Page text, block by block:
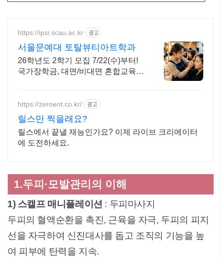
https://ipsi.scau.ac.kr 광고
서울문예대 토탈뷰티아트학과
26학년도 2학기 모집 7/22(수)부터!
국가장학금, 대면/비대면 혼합교육
성
https://zeroent.co.kr/ 광고
릴스만 찍을래요?
릴스에서 끝낼 재능인가요? 이제 라이브 크리에이터
에 도전하세요.
1.두피·모발관리의 이해
1) 스캘프 매니플레이션 : 두피마사지
두피의 혈액순환을 촉진, 근육을 자극, 두피의 피지
선을 자극하여 신진대사를 돕고 조직의 기능을 높
여 피부에 탄력을 지속.